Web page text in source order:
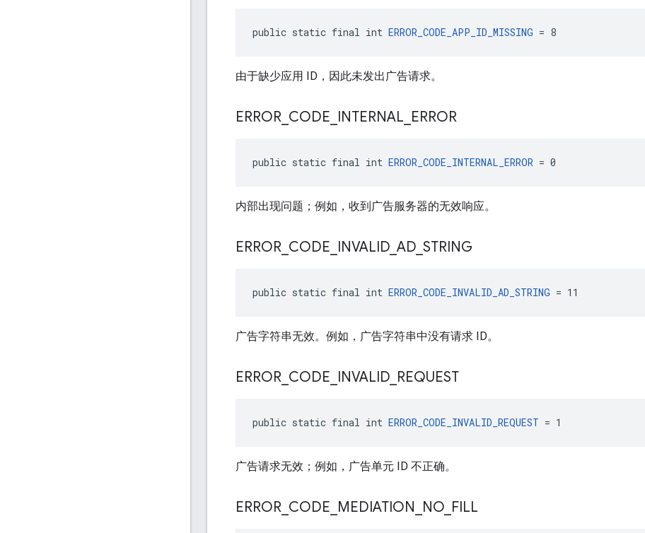
public static final int ERROR_CODE_APP_ID_MISSING = 8
由于缺少应用 ID，因此未发出广告请求。
ERROR CODE INTERNAL ERROR
public static final int ERROR_CODE_INTERNAL_ERROR = 0
内部出现问题；例如，收到广告服务器的无效响应。
ERROR CODE INVALID AD STRING
public static final int ERROR_CODE_INVALID_AD_STRING = 11
广告字符串无效。例如，广告字符串中没有请求 ID。
ERROR CODE INVALID REQUEST
public static final int ERROR_CODE_INVALID_REQUEST = 1
广告请求无效；例如，广告单元 ID 不正确。
ERROR CODE MEDIATION NO FILL